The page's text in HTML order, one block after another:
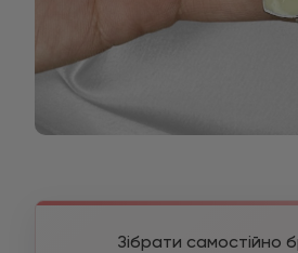
Зібрати самостійно